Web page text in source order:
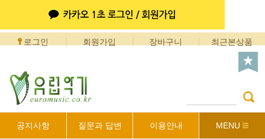
로그인 회원가입 장바구니 최근본상품
공지사항 질문과 답변 이용안내 MENU